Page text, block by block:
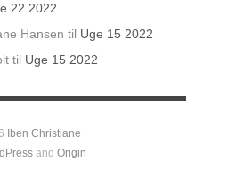
22 2022
Hansen til Uge 15 2022
til Uge 15 2022
Iben Christiane
and Origin